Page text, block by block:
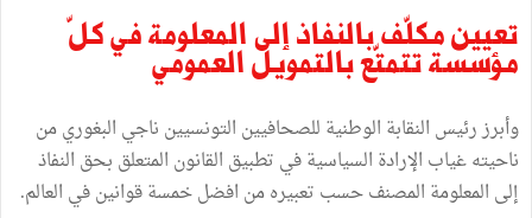
تعيين مكلّف بالنفاذ إلى المعلومة في كلّ
مؤسسة تتمتّع بالتمويل العمومي
وأبرز رئيس النقابة الوطنية للصحافيين التونسيين ناجي البغوري من
ناحيته غياب الإرادة السياسية في تطبيق القانون المتعلق بحق النفاذ
إلى المعلومة المصنف حسب تعبيره من افضل خمسة قوانين في العالم.